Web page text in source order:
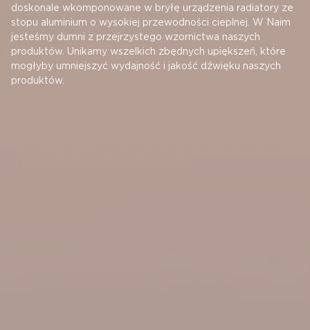
doskonale wkomponowane w bryłę urządzenia radiatory ze
stopu aluminium o wysokiej przewodności cieplnej. W Naim
jesteśmy dumni z przejrzystego wzornictwa naszych
produktów. Unikamy wszelkich zbędnych upiększeń, które
mogłyby umniejszyć wydajność i jakość dźwięku naszych
produktów.